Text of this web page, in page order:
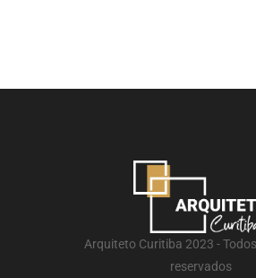
Arquiteto Curitiba 2023 -
reservados